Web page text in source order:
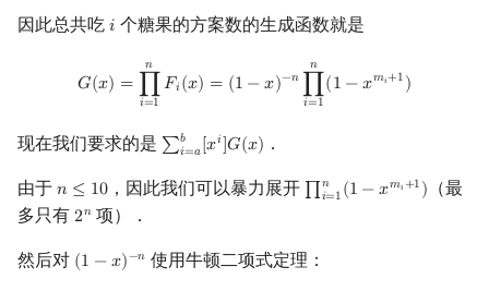
因此总共吃 𝑖
i 个糖果的方案数的生成函数就是
𝐺(𝑥) =
𝑛
∏
𝑖=1
𝐹𝑖(𝑥) = (1 −𝑥)−𝑛
𝑛
∏
𝑖=1
(1 −𝑥𝑚𝑖+1)
G ∏i= F ( 1 ∏ i= 1n( 1 +1
现在我们要求的是 ∑𝑏
𝑖=𝑎[𝑥𝑖]𝐺(𝑥)
∑i=ab[xi]G(x) ．
由于 𝑛 ≤ 10
n ≤10 ，因此我们可以暴力展开 ∏𝑛
𝑖=1(1 −𝑥𝑚𝑖+1)
∏i=1n(1 −x mi+ 1 )
（最
多只有 2𝑛
2n 项）．
然后对 (1 −𝑥)−𝑛
(1− x) −n 使用牛顿二项式定理：